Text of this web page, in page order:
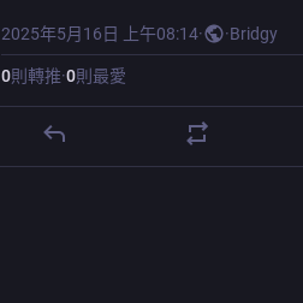
2025年5月16日 上午08:14· ·Bridgy
0則轉推·0則最愛